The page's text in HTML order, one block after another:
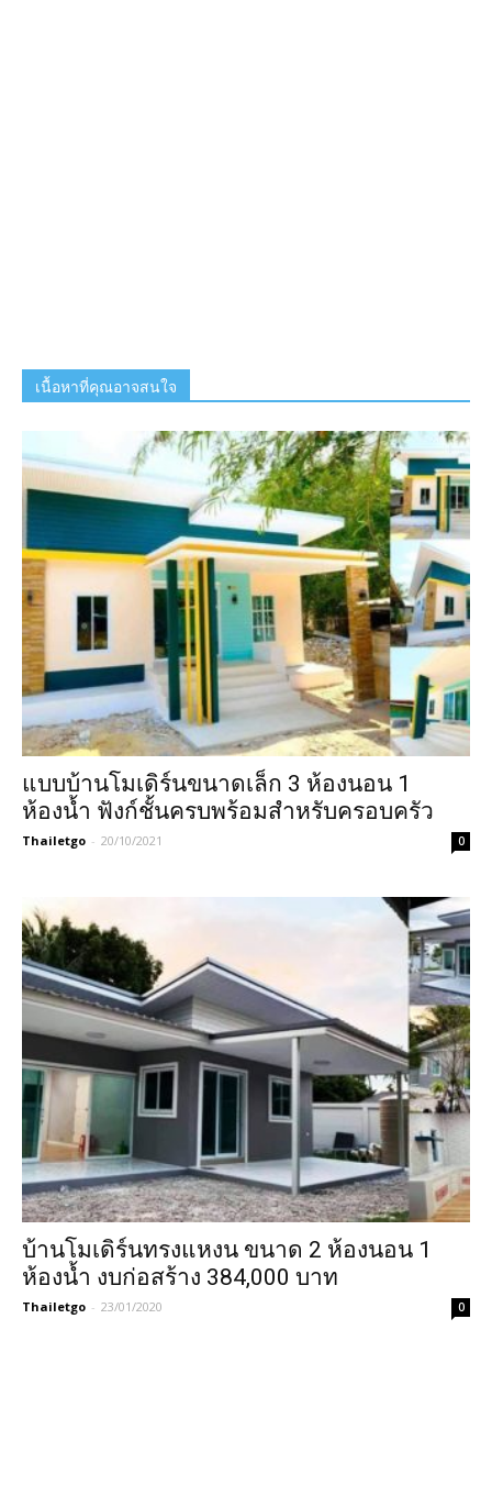
เนื้อหาที่คุณอาจสนใจ
แบบบ้านโมเดิร์นขนาดเล็ก 3 ห้องนอน 1
ห้องน้ำ ฟังก์ชั้นครบพร้อมสำหรับครอบครัว
Thailetgo - 20/10/2021 0
บ้านโมเดิร์นทรงแหงน ขนาด 2 ห้องนอน 1
ห้องน้ำ งบก่อสร้าง 384,000 บาท
Thailetgo - 23/01/2020 0